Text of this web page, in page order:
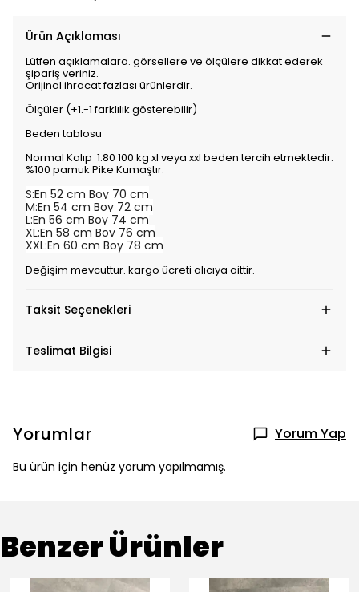
Ürün Açıklaması
Lütfen açıklamalara. görsellere ve ölçülere dikkat ederek
şipariş veriniz.
Orijinal ihracat fazlası ürünlerdir.
Ölçüler (+1.-1 farklılık gösterebilir)
Beden tablosu
Normal Kalıp 1.80 100 kg xl veya xxl beden tercih etmektedir.
%100 pamuk Pike Kumaştır.
S:En 52 cm Boy 70 cm
M:En 54 cm Boy 72 cm
L:En 56 cm Boy 74 cm
XL:En 58 cm Boy 76 cm
XXL:En 60 cm Boy 78 cm
Değişim mevcuttur. kargo ücreti alıcıya aittir.
Taksit Seçenekleri
Teslimat Bilgisi
Yorumlar Yorum Yap
Bu ürün için henüz yorum yapılmamış.
Benzer Ürünler